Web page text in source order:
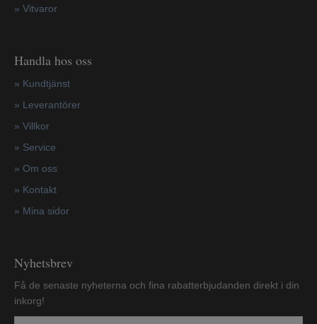
» Vitvaror
Handla hos oss
» Kundtjänst
» Leverantörer
» Villkor
» Service
» Om oss
» Kontakt
» Mina sidor
Nyhetsbrev
Få de senaste nyheterna och fina rabatterbjudanden direkt i din
inkorg!